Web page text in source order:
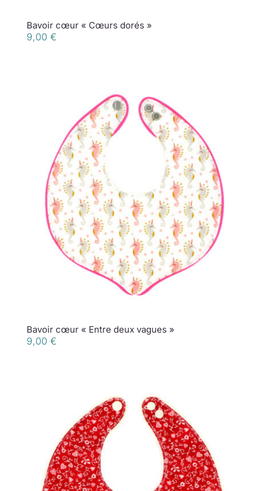
Bavoir cœur « Cœurs dorés »
9,00 €
Bavoir cœur « Entre deux vagues »
9,00 €